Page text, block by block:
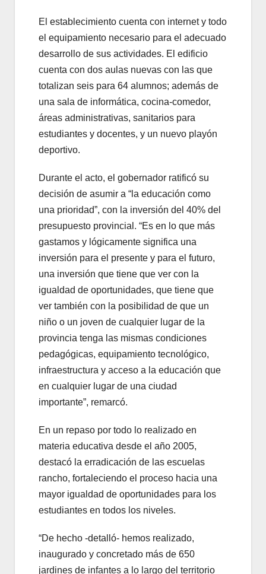
El establecimiento cuenta con internet y todo
el equipamiento necesario para el adecuado
desarrollo de sus actividades. El edificio
cuenta con dos aulas nuevas con las que
totalizan seis para 64 alumnos; además de
una sala de informática, cocina-comedor,
áreas administrativas, sanitarios para
estudiantes y docentes, y un nuevo playón
deportivo.
Durante el acto, el gobernador ratificó su
decisión de asumir a “la educación como
una prioridad”, con la inversión del 40% del
presupuesto provincial. “Es en lo que más
gastamos y lógicamente significa una
inversión para el presente y para el futuro,
una inversión que tiene que ver con la
igualdad de oportunidades, que tiene que
ver también con la posibilidad de que un
niño o un joven de cualquier lugar de la
provincia tenga las mismas condiciones
pedagógicas, equipamiento tecnológico,
infraestructura y acceso a la educación que
en cualquier lugar de una ciudad
importante”, remarcó.
En un repaso por todo lo realizado en
materia educativa desde el año 2005,
destacó la erradicación de las escuelas
rancho, fortaleciendo el proceso hacia una
mayor igualdad de oportunidades para los
estudiantes en todos los niveles.
“De hecho -detalló- hemos realizado,
inaugurado y concretado más de 650
jardines de infantes a lo largo del territorio